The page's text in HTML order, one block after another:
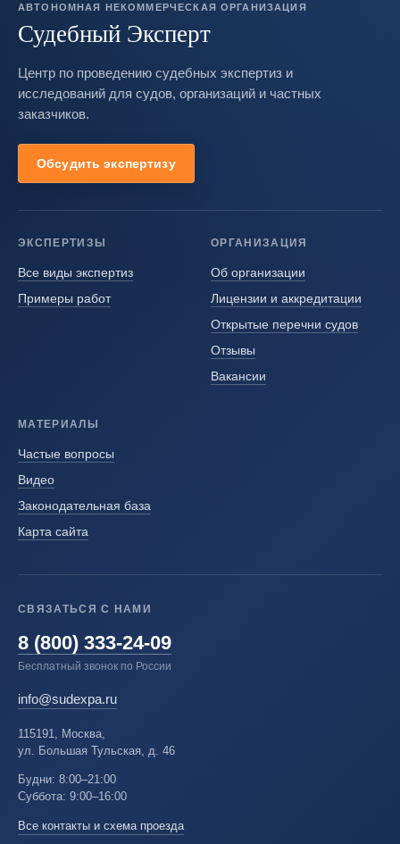
АВТОНОМНАЯ НЕКОММЕРЧЕСКАЯ ОРГАНИЗАЦИЯ
Судебный Эксперт
Центр по проведению судебных экспертиз и
исследований для судов, организаций и частных
заказчиков.
Обсудить экспертизу
ЭКСПЕРТИЗЫ
Все виды экспертиз
Примеры работ
ОРГАНИЗАЦИЯ
Об организации
Лицензии и аккредитации
Открытые перечни судов
Отзывы
Вакансии
МАТЕРИАЛЫ
Частые вопросы
Видео
Законодательная база
Карта сайта
СВЯЗАТЬСЯ С НАМИ
8 (800) 333-24-09
Бесплатный звонок по России
info@sudexpa.ru
115191, Москва,
ул. Большая Тульская, д. 46
Будни: 8:00–21:00
Суббота: 9:00–16:00
Все контакты и схема проезда